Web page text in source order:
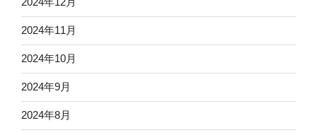
2024年11月
2024年10月
2024年9月
2024年8月